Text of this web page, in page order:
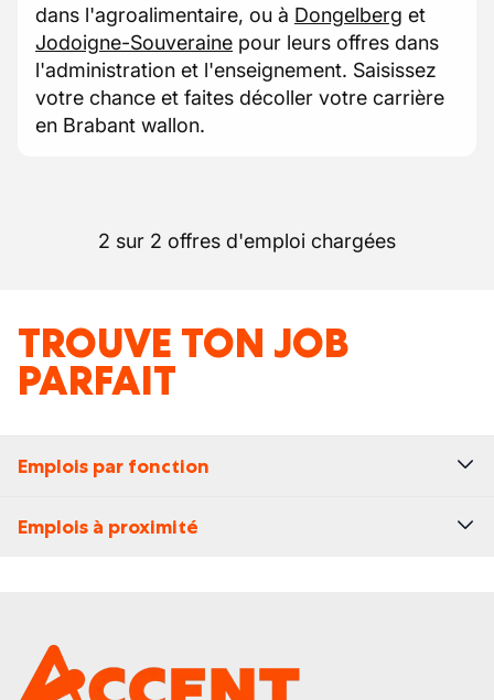
dans l'agroalimentaire, ou à Dongelberg et
Jodoigne-Souveraine pour leurs offres dans
l'administration et l'enseignement. Saisissez
votre chance et faites décoller votre carrière
en Brabant wallon.
2 sur 2 offres d'emploi chargées
TROUVE TON JOB
PARFAIT
Emplois par fonction
Emplois à proximité